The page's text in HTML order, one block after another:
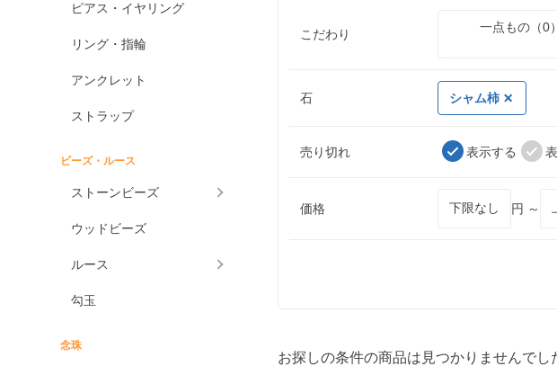
ピアス・イヤリング
リング・指輪
アンクレット
ストラップ
ビーズ・ルース
ストーンビーズ
ウッドビーズ
ルース
勾玉
念珠
こだわり 一点もの（0）
石 シャム柿
売り切れ 表示する
価格 円 ～
お探しの条件の商品は見つかりませんでし